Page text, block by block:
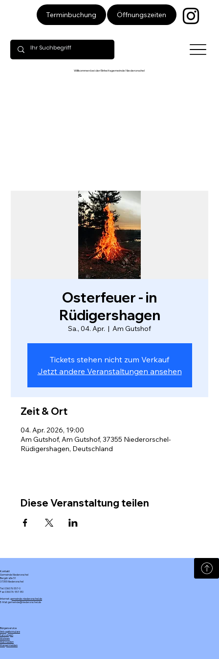
Terminbuchung Öffnungszeiten
Willkommen bei der Einheitsgemeinde Niederorschel
Osterfeuer - in
Rüdigershagen
Sa., 04. Apr.
  |
Am Gutshof
Tickets stehen nicht zum Verkauf
Jetzt andere Veranstaltungen ansehen
Zeit & Ort
04. Apr. 2026, 19:00
Am Gutshof, Am Gutshof, 37355 Niederorschel-
Rüdigershagen, Deutschland
Diese Veranstaltung teilen
Kontakt
Gemeinde Niederorschel
Bergstraße 51
37355 Niederorschel
Tel: 036076 557-0
Fax: 036076 557-80
Internet:gemeinde-niederorschel.de
E-Mail: gemeinde@niederorschel.de
Bürgerservice
Antragsformulare
Satzungen
Wohnen
Müll melden
Mangel melden